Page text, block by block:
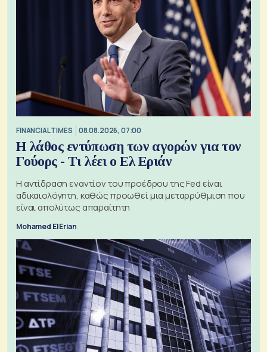
FINANCIAL TIMES 08.08.2026, 07:00
Η λάθος εντύπωση των αγορών για τον
Γούορς - Τι λέει ο Ελ Εριάν
Η αντίδραση εναντίον του προέδρου της Fed είναι
αδικαιολόγητη, καθώς προωθεί μια μεταρρύθμιση που
είναι απολύτως απαραίτητη
Mohamed El Erian